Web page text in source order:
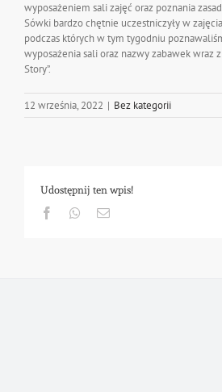
wyposażeniem sali zajęć oraz poznania
Sówki bardzo chętnie uczestniczyły w
podczas których w tym tygodniu
wyposażenia sali oraz nazwy zabawek wraz
Story”.
12 września, 2022 | Bez kategorii
Udostępnij ten wpis!
FacebookWhatsapp
Email